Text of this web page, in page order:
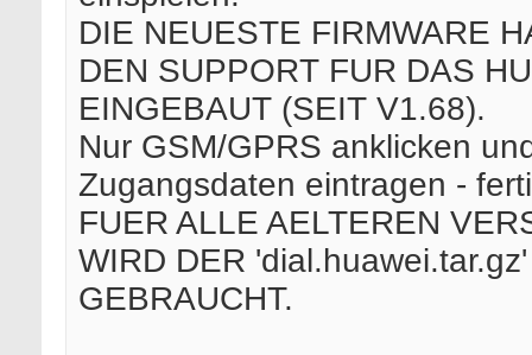
DIE NEUESTE FIRMWARE
DEN SUPPORT FUR DAS
EINGEBAUT (SEIT V1.68).
Nur GSM/GPRS anklicken
Zugangsdaten eintragen -
FUER ALLE AELTEREN
WIRD DER
GEBRAUCHT.